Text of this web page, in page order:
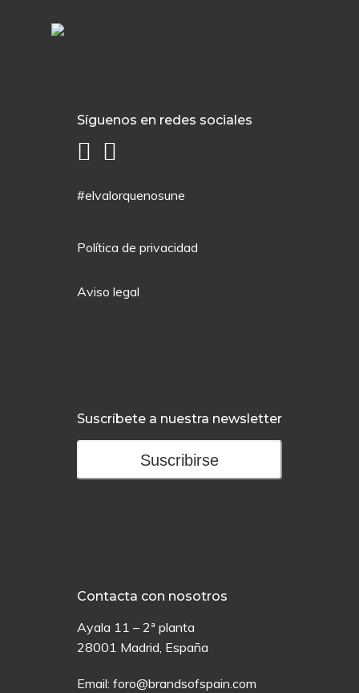
Síguenos en redes sociales
#elvalorquenosune
Política de privacidad
Aviso legal
Suscríbete a nuestra newsletter
Suscribirse
Contacta con nosotros
Ayala 11 – 2ª planta
28001 Madrid, España
Email: foro@brandsofspain.com